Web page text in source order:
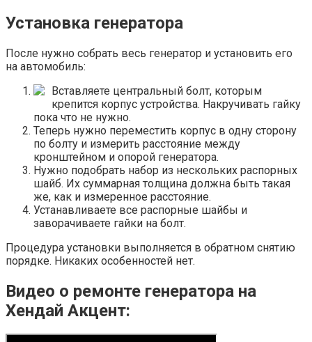
Установка генератора
После нужно собрать весь генератор и установить его
на автомобиль:
Вставляете центральный болт, которым
крепится корпус устройства. Накручивать гайку
пока что не нужно.
Теперь нужно переместить корпус в одну сторону
по болту и измерить расстояние между
кронштейном и опорой генератора.
Нужно подобрать набор из нескольких распорных
шайб. Их суммарная толщина должна быть такая
же, как и измеренное расстояние.
Устанавливаете все распорные шайбы и
заворачиваете гайки на болт.
Процедура установки выполняется в обратном снятию
порядке. Никаких особенностей нет.
Видео о ремонте генератора на
Хендай Акцент: